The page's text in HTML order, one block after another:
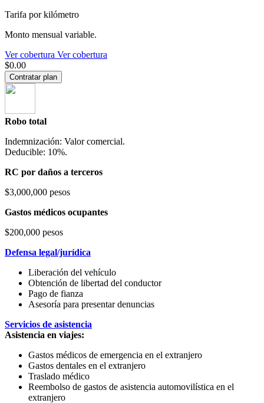
Tarifa por kilómetro
Monto mensual variable.
Ver cobertura Ver cobertura
$0.00
Contratar plan
Robo total
Indemnización: Valor comercial.
Deducible: 10%.
RC por daños a terceros
$3,000,000 pesos
Gastos médicos ocupantes
$200,000 pesos
Defensa legal/jurídica
Liberación del vehículo
Obtención de libertad del conductor
Pago de fianza
Asesoría para presentar denuncias
Servicios de asistencia
Asistencia en viajes:
Gastos médicos de emergencia en el extranjero
Gastos dentales en el extranjero
Traslado médico
Reembolso de gastos de asistencia automovilística en el
extranjero